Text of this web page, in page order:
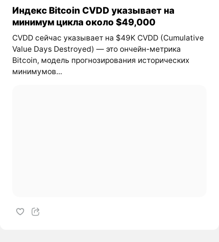
Индекс Bitcoin CVDD указывает на
минимум цикла около $49,000
CVDD сейчас указывает на $49K CVDD (Cumulative
Value Days Destroyed) — это ончейн-метрика
Bitcoin, модель прогнозирования исторических
минимумов...